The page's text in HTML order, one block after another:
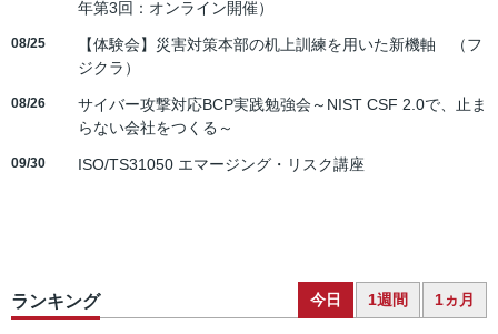
年第3回：オンライン開催）
08/25
【体験会】災害対策本部の机上訓練を用いた新機軸 （フ
ジクラ）
08/26
サイバー攻撃対応BCP実践勉強会～NIST CSF 2.0で、止ま
らない会社をつくる～
09/30 ISO/TS31050 エマージング・リスク講座
ランキング 今日 1週間 1ヵ月